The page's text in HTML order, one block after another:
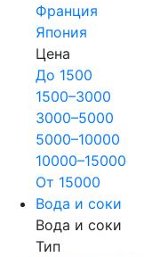
Франция
Япония
Цена
До 1500
1500–3000
3000–5000
5000–10000
10000–15000
От 15000
Вода и соки
Вода и соки
Тип